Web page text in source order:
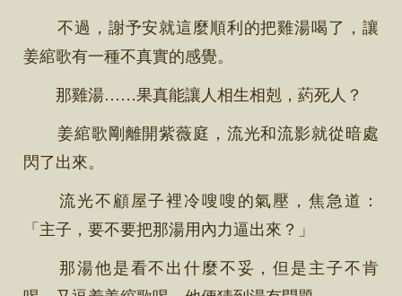
不過，謝予安就這麼順利的把雞湯喝了，讓
姜綰歌有一種不真實的感覺。
那雞湯……果真能讓人相生相剋，葯死人？
姜綰歌剛離開紫薇庭，流光和流影就從暗處
閃了出來。
流光不顧屋子裡冷嗖嗖的氣壓，焦急道：
「主子，要不要把那湯用內力逼出來？」
那湯他是看不出什麼不妥，但是主子不肯